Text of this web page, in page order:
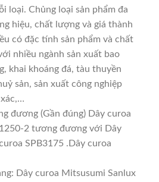
loại. Chủng loại sản phẩm đa
hiệu, chất lượng và giá thành
có đặc tính sản phẩm và chất
nhiều ngành sản xuất bao
khai khoáng đá, tàu thuyền
sản, sản xuất công nghiệp
đương (Gần đúng) Dây curoa
2 tương đương với Dây
SPB3175 .Dây curoa
Dây curoa Mitsusumi Sanlux